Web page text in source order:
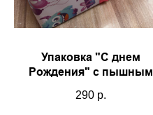
Упаковка "С днем
Рождения" с пышным
290 р.